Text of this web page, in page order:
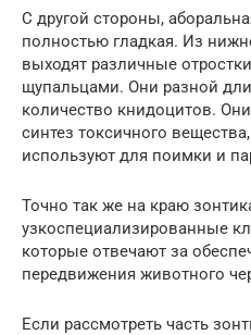
С другой стороны,
полностью гладкая. Из
выходят различные
щупальцами. Они разной
количество книдоцитов.
синтез токсичного
используют для поимки и
Точно так же на краю
узкоспециализированные
которые отвечают за
передвижения животного
Если рассмотреть часть